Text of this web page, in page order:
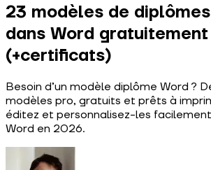
23 modèles de
dans Word
(+certificats)
Besoin d’un modèle diplôme Word ?
modèles pro, gratuits et prêts à
éditez et personnalisez-les
Word en 2026.